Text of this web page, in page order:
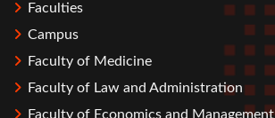
Faculties
Campus
Faculty of Medicine
Faculty of Law and Administration
Faculty of Economics and Management